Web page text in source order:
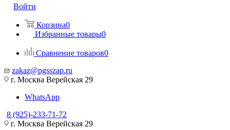
Войти
Корзина0
Избранные товары0
Сравнение товаров0
zakaz@pgsszap.ru
г. Москва Верейская 29
WhatsApp
8 (925)-233-71-72
г. Москва Верейская 29